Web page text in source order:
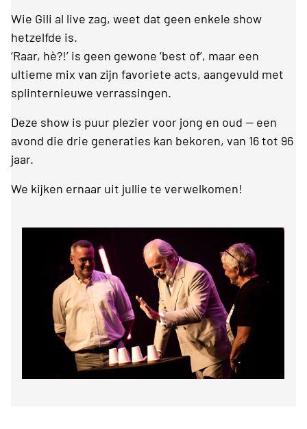
Wie Gili al live zag, weet dat geen enkele show
hetzelfde is.
‘Raar, hè?!’ is geen gewone ‘best of’, maar een
ultieme mix van zijn favoriete acts, aangevuld met
splinternieuwe verrassingen.
Deze show is puur plezier voor jong en oud — een
avond die drie generaties kan bekoren, van 16 tot 96
jaar.
We kijken ernaar uit jullie te verwelkomen!